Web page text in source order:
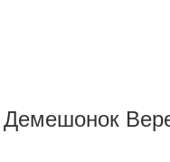
Демешонок